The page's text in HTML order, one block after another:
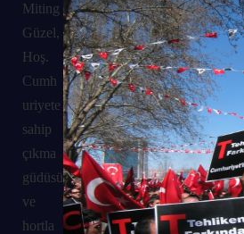
Miting
Güzel,
Hoş.
Cumh
uriyete
sahip
çıkma
güdüsü
ve
hortla